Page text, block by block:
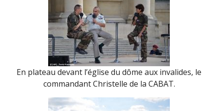
En plateau devant l’église du dôme aux invalides, le
commandant Christelle de la CABAT.